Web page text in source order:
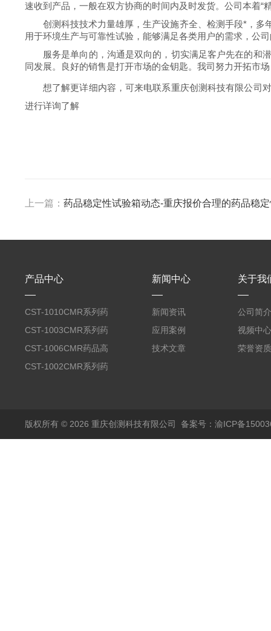
速收到产品，一般在双方协商的时间内及时发货。公司本着
创测科技技术力量雄厚，生产设施齐全、检测手段*，
用于环境生产与可靠性试验，能够满足各类用户的需求，公
服务是单向的，沟通是双向的，切实满足客户先在的和
同发展。良好的销售是打开市场的金钥匙。我司努力开拓市
想了解更详细内容，可来电联系重庆创测科技有限公司
进行详询了解
上一篇： 药品稳定性试验箱动态-重庆报价合理的药品稳
产品中心
CST-1010CMR系列药
品高温试验箱
CST-1003CMR系列药
品高温试验箱
CST-1006CMR药品高
温试验箱
CST-1002CMR系列药
新闻中心
新闻资讯
应用案例
技术文章
关于我
公司简介
视频中心
荣誉资质
版权所有 © 2026 重庆创测科技有限公司 备案号：渝ICP备